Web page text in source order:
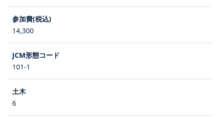
14,300
101-1
6